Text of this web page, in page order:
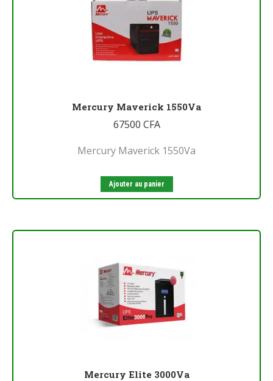
Mercury Maverick 1550Va
67500 CFA
Mercury Maverick 1550Va
Ajouter au panier
Mercury Elite 3000Va